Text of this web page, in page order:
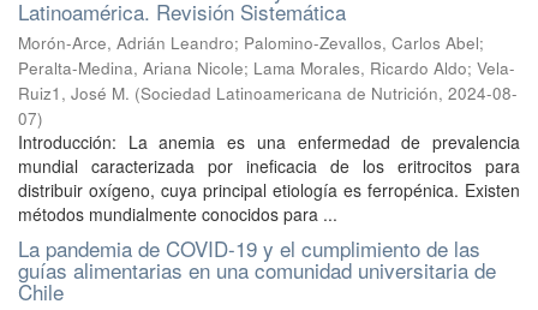
Latinoamérica. Revisión Sistemática
Morón-Arce, Adrián Leandro; Palomino-Zevallos, Carlos Abel;
Peralta-Medina, Ariana Nicole; Lama Morales, Ricardo Aldo; Vela-
Ruiz1, José M. (Sociedad Latinoamericana de Nutrición, 2024-08-
07)
Introducción: La anemia es una enfermedad de prevalencia
mundial caracterizada por ineficacia de los eritrocitos para
distribuir oxígeno, cuya principal etiología es ferropénica. Existen
métodos mundialmente conocidos para ...
La pandemia de COVID-19 y el cumplimiento de las
guías alimentarias en una comunidad universitaria de
Chile